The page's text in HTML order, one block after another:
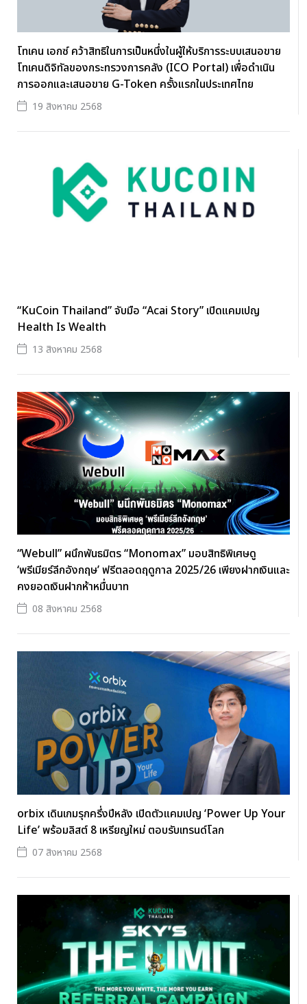
โทเคน เอกซ์ คว้าสิทธิในการเป็นหนึ่งในผู้ให้บริการระบบเสนอขาย
โทเคนดิจิทัลของกระทรวงการคลัง (ICO Portal) เพื่อดำเนิน
การออกและเสนอขาย G-Token ครั้งแรกในประเทศไทย
19 สิงหาคม 2568
“KuCoin Thailand” จับมือ “Acai Story” เปิดแคมเปญ
Health Is Wealth
13 สิงหาคม 2568
“Webull” ผนึกพันธมิตร “Monomax” มอบสิทธิพิเศษดู
‘พรีเมียร์ลีกอังกฤษ’ ฟรีตลอดฤดูกาล 2025/26 เพียงฝากเงินและ
คงยอดเงินฝากห้าหมื่นบาท
08 สิงหาคม 2568
orbix เดินเกมรุกครึ่งปีหลัง เปิดตัวแคมเปญ ‘Power Up Your
Life’ พร้อมลิสต์ 8 เหรียญใหม่ ตอบรับเทรนด์โลก
07 สิงหาคม 2568